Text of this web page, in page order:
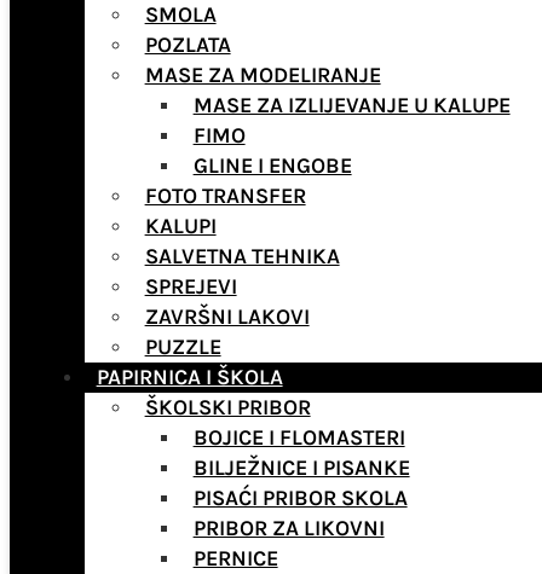
SMOLA
POZLATA
MASE ZA MODELIRANJE
MASE ZA IZLIJEVANJE U KALUPE
FIMO
GLINE I ENGOBE
FOTO TRANSFER
KALUPI
SALVETNA TEHNIKA
SPREJEVI
ZAVRŠNI LAKOVI
PUZZLE
PAPIRNICA I ŠKOLA
ŠKOLSKI PRIBOR
BOJICE I FLOMASTERI
BILJEŽNICE I PISANKE
PISAĆI PRIBOR SKOLA
PRIBOR ZA LIKOVNI
PERNICE